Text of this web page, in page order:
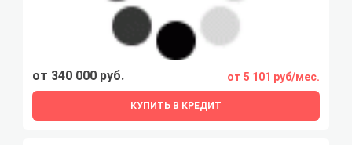
от 340 000 руб. от 5 101 руб/мес.
КУПИТЬ В КРЕДИТ